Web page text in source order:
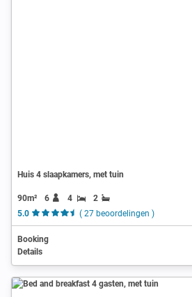
Huis 4 slaapkamers, met tuin
90m² 6 4
2
5.0
( 27 beoordelingen )
Booking
Details